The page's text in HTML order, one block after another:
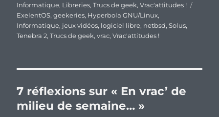
le
Informatique, Libreries,Trucs de geek,Vrac'attitudes !
ExelentOS,geekeries, Hyperbola GNU/Linux,
Informatique, jeux vidéos, logiciel libre, netbsd,Solus,
Tenebra 2,Trucs de geek,vrac,Vrac'attitudes !
7 réflexions sur « En vrac’ de
milieu de semaine… »